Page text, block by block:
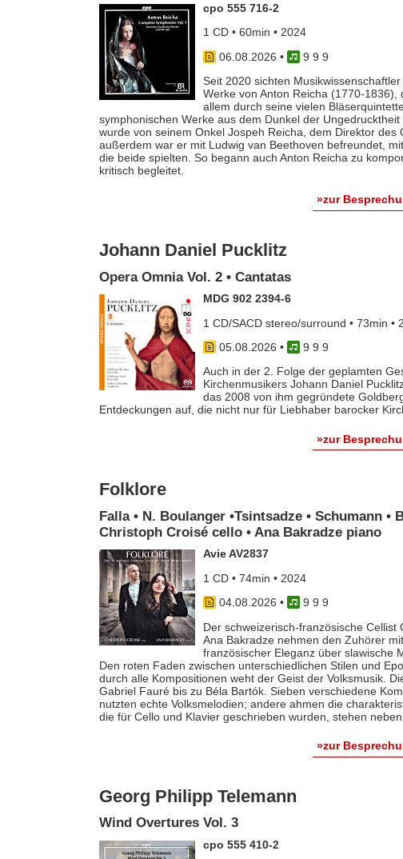
cpo 555 716-2
1 CD • 60min • 2024
06.08.2026 •
9 9 9
Seit 2020 sichten
Werke von Anton Reicha (1770-
allem durch seine vielen
symphonischen Werke aus dem Dunkel der
wurde von seinem Onkel Jospeh Reicha, dem Direktor des
außerdem war er mit Ludwig van Beethoven befreundet,
die beide spielten. So begann auch Anton Reicha zu
kritisch begleitet.
»zur
Johann Daniel Pucklitz
Opera Omnia Vol. 2 • Cantatas
MDG 902 2394-6
1 CD/SACD stereo/surround • 73min •
05.08.2026 •
9 9 9
Auch in der 2. Folge der geplamten
Kirchenmusikers Johann Daniel
das 2008 von ihm gegründete
Entdeckungen auf, die nicht nur für Liebhaber barocker
»zur
Folklore
Falla • N. Boulanger •Tsintsadze • Schumann •
Christoph Croisé cello • Ana Bakradze piano
Avie AV2837
1 CD • 74min • 2024
04.08.2026 •
9 9 9
Der schweizerisch-französische
Ana Bakradze nehmen den Zuhörer
französischer Eleganz über slawische
Den roten Faden zwischen unterschiedlichen Stilen und
durch alle Kompositionen weht der Geist der Volksmusik.
Gabriel Fauré bis zu Béla Bartók. Sieben verschiedene
nutzten echte Volksmelodien; andere ahmen die
die für Cello und Klavier geschrieben wurden, stehen neben
»zur
Georg Philipp Telemann
Wind Overtures Vol. 3
cpo 555 410-2